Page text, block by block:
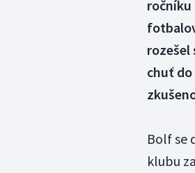
rozešel
chuť
Bolf se
klubu